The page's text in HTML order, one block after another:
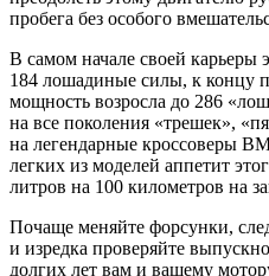
пробега без особого
В самом начале своей карьеры
184 лошадиные силы, к концу
мощность возросла до 286
на все поколения «трешек»,
на легендарные кроссоверы
легких из моделей аппетит
литров на 100 километров на
Почаще меняйте форсунки,
и изредка проверяйте
долгих лет вам и вашему